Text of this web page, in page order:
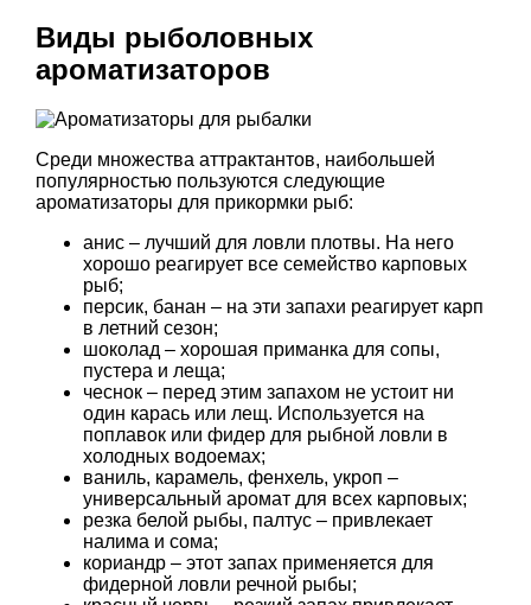
Виды рыболовных
ароматизаторов
Среди множества аттрактантов, наибольшей
популярностью пользуются следующие
ароматизаторы для прикормки рыб:
анис – лучший для ловли плотвы. На него
хорошо реагирует все семейство карповых
рыб;
персик, банан – на эти запахи реагирует карп
в летний сезон;
шоколад – хорошая приманка для сопы,
пустера и леща;
чеснок – перед этим запахом не устоит ни
один карась или лещ. Используется на
поплавок или фидер для рыбной ловли в
холодных водоемах;
ваниль, карамель, фенхель, укроп –
универсальный аромат для всех карповых;
резка белой рыбы, палтус – привлекает
налима и сома;
кориандр – этот запах применяется для
фидерной ловли речной рыбы;